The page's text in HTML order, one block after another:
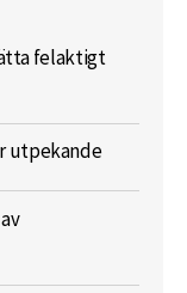
felaktigt
utpekande